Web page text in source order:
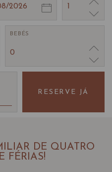
2026 1
BEBÉS
0
RESERVE JÁ
DE QUATRO
FÉRIAS!